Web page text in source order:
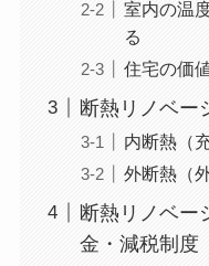
室内の温
る
住宅の価
断熱リノベー
内断熱（
外断熱（
断熱リノベー
金・減税制度